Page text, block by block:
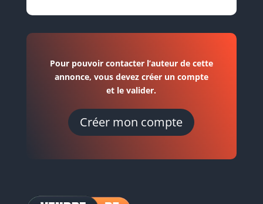
Pour pouvoir contacter l’auteur de cette
annonce, vous devez créer un compte
et le valider.
Créer mon compte